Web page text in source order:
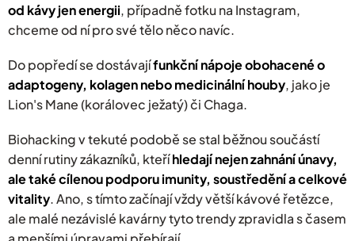
od kávy jen energii, případně fotku na Instagram,
chceme od ní pro své tělo něco navíc.
Do popředí se dostávajífunkční nápoje obohacené o
adaptogeny, kolagen nebo medicinální houby, jako je
Lion's Mane (korálovec ježatý) či Chaga.
Biohacking v tekuté podobě se stal běžnou součástí
denní rutiny zákazníků, kteříhledají nejen zahnání únavy,
ale také cílenou podporu imunity, soustředění a celkové
vitality. Ano, s tímto začínají vždy větší kávové řetězce,
ale malé nezávislé kavárny tyto trendy zpravidla s časem